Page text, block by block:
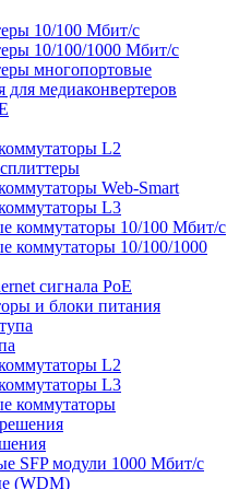
10/100 Мбит/с
10/100/1000 Мбит/c
многопортовые
для медиаконвертеров
L2
Web-Smart
L3
коммутаторы 10/100 Мбит/с
коммутаторы 10/100/1000
сигнала PoE
и блоки питания
L2
L3
коммутаторы
SFP модули 1000 Мбит/c
(WDM)